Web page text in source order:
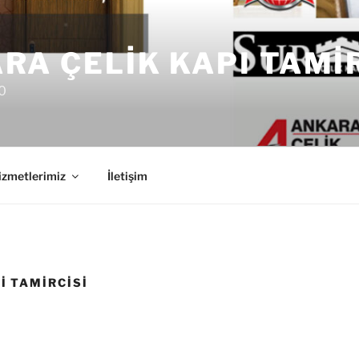
ÇELIK KAPI
İletişim
TAMIRCISI